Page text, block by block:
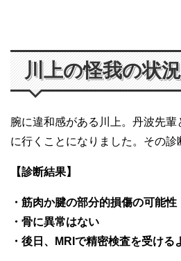
川上の怪我の状況
腕に違和感がある川上。丹波先
に行くことになりました。その診
【診断結果】
・筋肉か腱の部分的損傷の可能性
・骨に異常はない
・後日、MRIで精密検査を受ける